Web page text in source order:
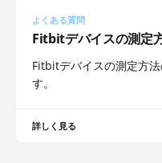
よくある質問
Fitbitデバイスの測定
Fitbitデバイスの測定方
す。
詳しく見る